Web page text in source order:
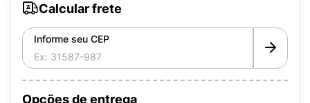
Calcular frete
Informe seu CEP
Opções de entrega